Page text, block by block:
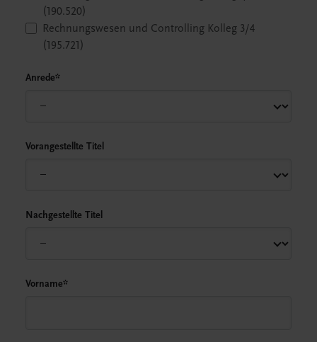
(190.520)
Rechnungswesen und Controlling Kolleg 3/4
(195.721)
Anrede*
Vorangestellte Titel
Nachgestellte Titel
Vorname*